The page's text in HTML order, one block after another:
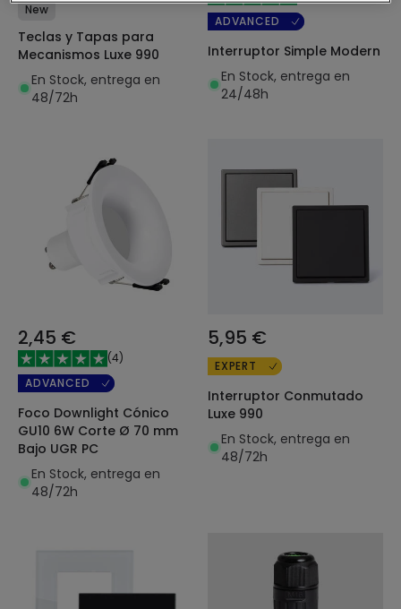
New
Teclas y Tapas para
Mecanismos Luxe 990
En Stock, entrega en
48/72h
ADVANCED
Interruptor Simple Modern
En Stock, entrega en
24/48h
2,45 €
(4)
ADVANCED
Foco Downlight Cónico
GU10 6W Corte Ø 70 mm
Bajo UGR PC
En Stock, entrega en
48/72h
5,95 €
EXPERT
Interruptor Conmutado
Luxe 990
En Stock, entrega en
48/72h